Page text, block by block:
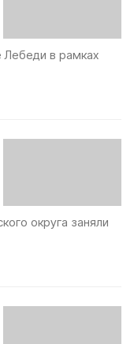
в рамках
округа заняли